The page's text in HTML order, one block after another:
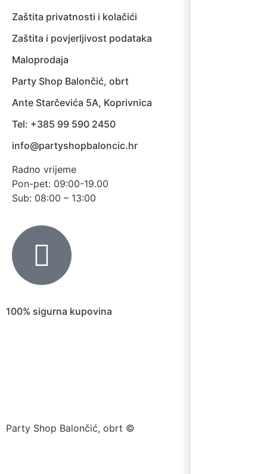
Zaštita privatnosti i kolačići
Zaštita i povjerljivost podataka
Maloprodaja
Party Shop Balončić, obrt
Ante Starčevića 5A, Koprivnica
Tel: +385 99 590 2450
info@partyshopbaloncic.hr
Radno vrijeme
Pon-pet: 09:00-19.00
Sub: 08:00 – 13:00
100% sigurna kupovina
Party Shop Balončić, obrt ©